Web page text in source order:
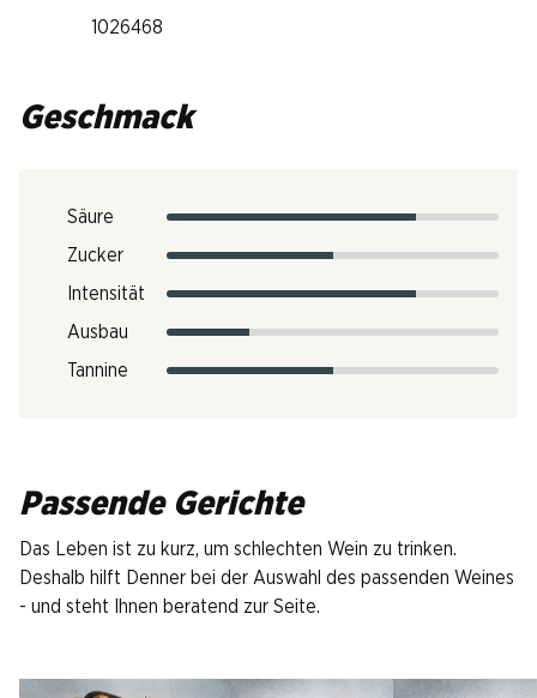
1026468
Geschmack
Säure
Zucker
Intensität
Ausbau
Tannine
Passende Gerichte
Das Leben ist zu kurz, um schlechten Wein zu trinken.
Deshalb hilft Denner bei der Auswahl des passenden Weines
- und steht Ihnen beratend zur Seite.